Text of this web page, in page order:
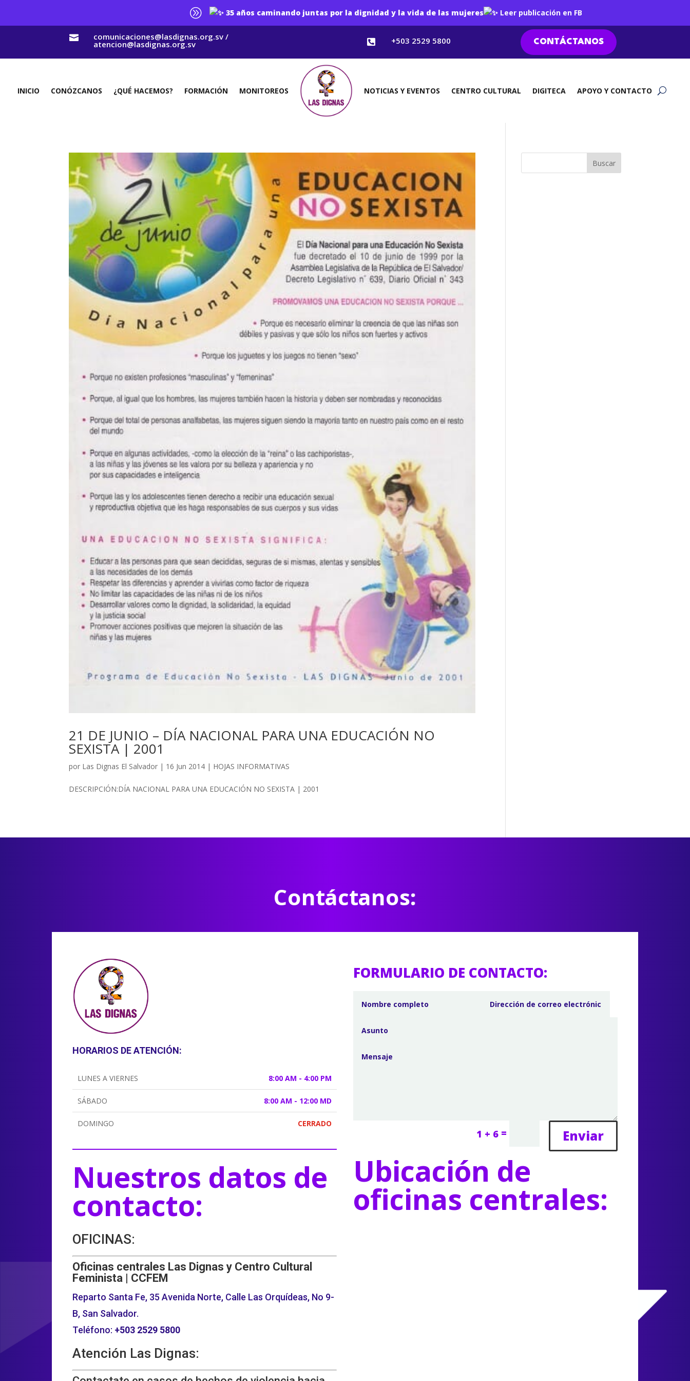
A 35 años caminando juntas por la dignidad y la vida de las mujeres Leer publicación en FB
 comunicaciones@lasdignas.org.sv /
atencion@lasdignas.org.sv  +503 2529 5800 CONTÁCTANOS
INICIO CONÓZCANOS ¿QUÉ HACEMOS? FORMACIÓN MONITOREOS NOTICIAS Y EVENTOS CENTRO CULTURAL DIGITECA APOYO Y CONTACTO
21 DE JUNIO – DÍA NACIONAL PARA UNA EDUCACIÓN NO
SEXISTA | 2001
por Las Dignas El Salvador | 16 Jun 2014 | HOJAS INFORMATIVAS
DESCRIPCIÓN:DÍA NACIONAL PARA UNA EDUCACIÓN NO SEXISTA | 2001
Contáctanos:
HORARIOS DE ATENCIÓN:
LUNES A VIERNES 8:00 AM - 4:00 PM
SÁBADO 8:00 AM - 12:00 MD
DOMINGO CERRADO
Nuestros datos de
contacto:
OFICINAS:
Oficinas centrales Las Dignas y Centro Cultural
Feminista | CCFEM
Reparto Santa Fe, 35 Avenida Norte, Calle Las Orquídeas, No 9-
B, San Salvador.
Teléfono: +503 2529 5800
Atención Las Dignas:
FORMULARIO DE CONTACTO:
1 + 6 = Enviar
Ubicación de
oficinas centrales: